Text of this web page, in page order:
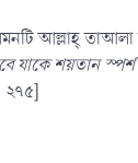
আল্লাহ্‌
যাকে শয়তান স্পর্শ
২৭৫]